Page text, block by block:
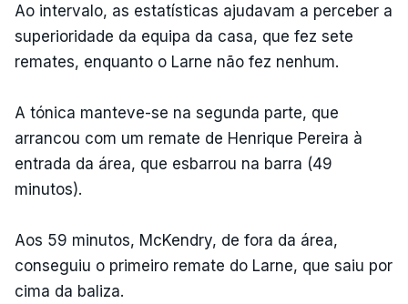
Ao intervalo, as estatísticas ajudavam a perceber a
superioridade da equipa da casa, que fez sete
remates, enquanto o Larne não fez nenhum.
A tónica manteve-se na segunda parte, que
arrancou com um remate de Henrique Pereira à
entrada da área, que esbarrou na barra (49
minutos).
Aos 59 minutos, McKendry, de fora da área,
conseguiu o primeiro remate do Larne, que saiu por
cima da baliza.